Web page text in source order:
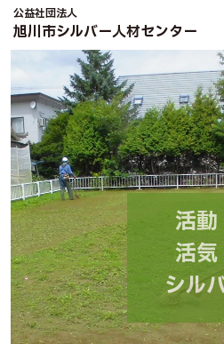
公益社団法人
旭川市シルバー人材センター
活
活
シル